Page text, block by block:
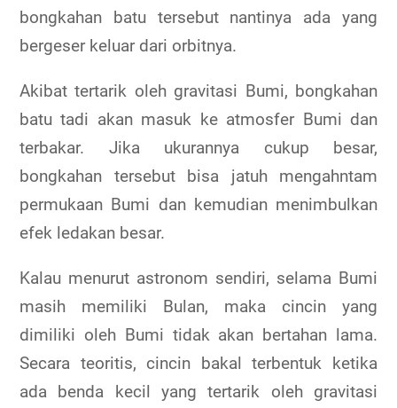
bongkahan batu tersebut nantinya ada yang
bergeser keluar dari orbitnya.
Akibat tertarik oleh gravitasi Bumi, bongkahan
batu tadi akan masuk ke atmosfer Bumi dan
terbakar. Jika ukurannya cukup besar,
bongkahan tersebut bisa jatuh mengahntam
permukaan Bumi dan kemudian menimbulkan
efek ledakan besar.
Kalau menurut astronom sendiri, selama Bumi
masih memiliki Bulan, maka cincin yang
dimiliki oleh Bumi tidak akan bertahan lama.
Secara teoritis, cincin bakal terbentuk ketika
ada benda kecil yang tertarik oleh gravitasi